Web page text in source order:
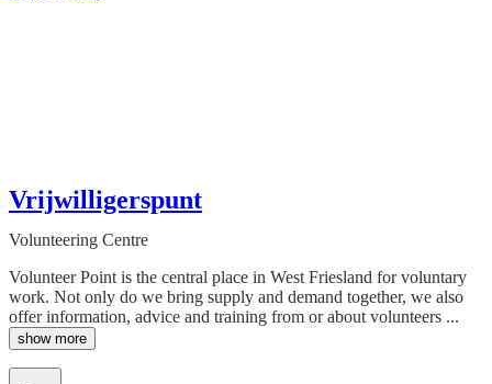
Vrijwilligerspunt
Volunteering Centre
Volunteer Point is the central place in West Friesland for voluntary
work. Not only do we bring supply and demand together, we also
offer information, advice and training from or about volunteers ...
show more